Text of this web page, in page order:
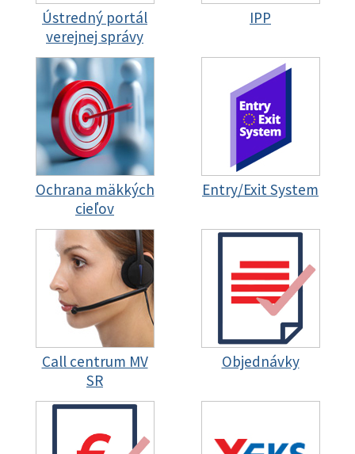
Ústredný portál
verejnej správy
IPP
Ochrana mäkkých
cieľov
Entry/Exit System
Call centrum MV
SR
Objednávky